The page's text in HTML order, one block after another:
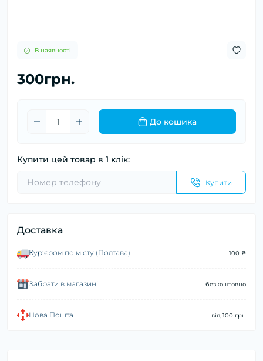
В наявності
300грн.
До кошика
Купити цей товар в 1 клік:
Купити
Доставка
Курʼєром по місту (Полтава) 100 ₴
Забрати в магазині безкоштовно
Нова Пошта від 100 грн